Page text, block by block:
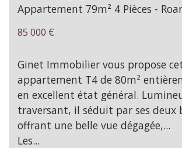
Appartement 79m² 4 Pièces -
85 000 €
Ginet Immobilier vous propose
appartement T4 de 80m²
en excellent état général.
traversant, il séduit par ses deux
offrant une belle vue dégagée,...
Les...